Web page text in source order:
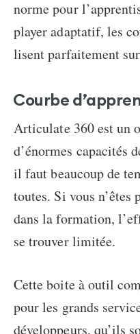
norme pour
player adaptatif, les
lisent parfaitement
Courbe
Articulate 360 est un
d’énormes capacités
il faut beaucoup de
toutes. Si vous n’êtes
dans la formation,
se trouver limitée.
Cette boite à outil
pour les grands
développeurs, qu’ils